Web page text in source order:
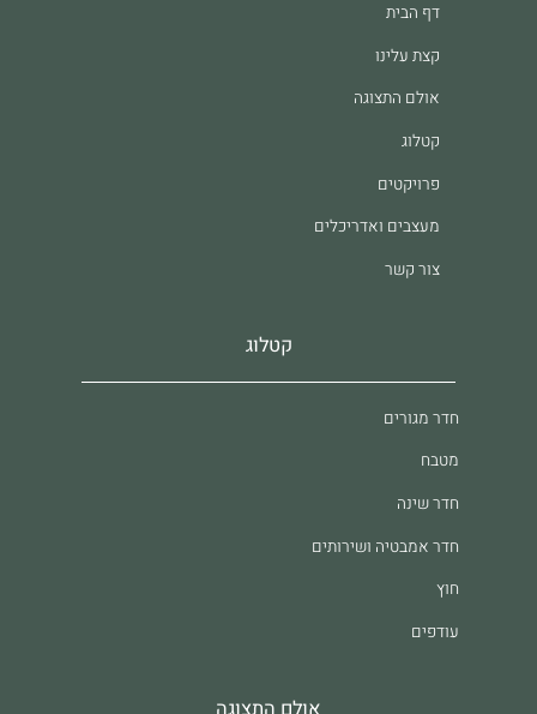
דף הבית
קצת עלינו
אולם התצוגה
קטלוג
פרויקטים
מעצבים ואדריכלים
צור קשר
קטלוג
חדר מגורים
מטבח
חדר שינה
חדר אמבטיה ושירותים
חוץ
עודפים